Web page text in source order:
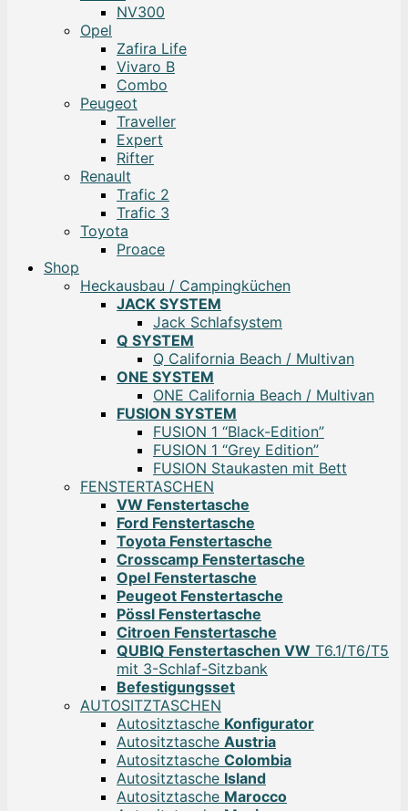
NV300
Opel
Zafira Life
Vivaro B
Combo
Peugeot
Traveller
Expert
Rifter
Renault
Trafic 2
Trafic 3
Toyota
Proace
Shop
Heckausbau / Campingküchen
JACK SYSTEM
Jack Schlafsystem
Q SYSTEM
Q California Beach / Multivan
ONE SYSTEM
ONE California Beach / Multivan
FUSION SYSTEM
FUSION 1 “Black-Edition”
FUSION 1 “Grey Edition”
FUSION Staukasten mit Bett
FENSTERTASCHEN
VW Fenstertasche
Ford Fenstertasche
Toyota Fenstertasche
Crosscamp Fenstertasche
Opel Fenstertasche
Peugeot Fenstertasche
Pössl Fenstertasche
Citroen Fenstertasche
QUBIQ Fenstertaschen VW T6.1/T6/T5
mit 3-Schlaf-Sitzbank
Befestigungsset
AUTOSITZTASCHEN
Autositztasche Konfigurator
Autositztasche Austria
Autositztasche Colombia
Autositztasche Island
Autositztasche Marocco